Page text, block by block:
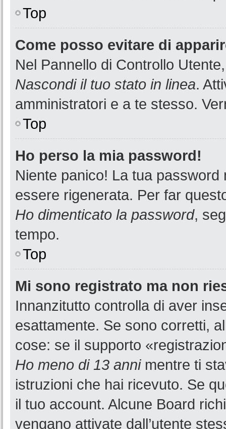
Top
Come posso evitare di
Nel Pannello di Controllo
Nascondi il tuo stato in linea.
amministratori e a te stesso.
Top
Ho perso la mia password!
Niente panico! La tua
essere rigenerata. Per far
Ho dimenticato la password,
tempo.
Top
Mi sono registrato ma non
Innanzitutto controlla di aver
esattamente. Se sono corretti,
cose: se il supporto
Ho meno di 13 annimentre ti
istruzioni che hai ricevuto. Se
il tuo account. Alcune Board
vengano attivate dall’utente